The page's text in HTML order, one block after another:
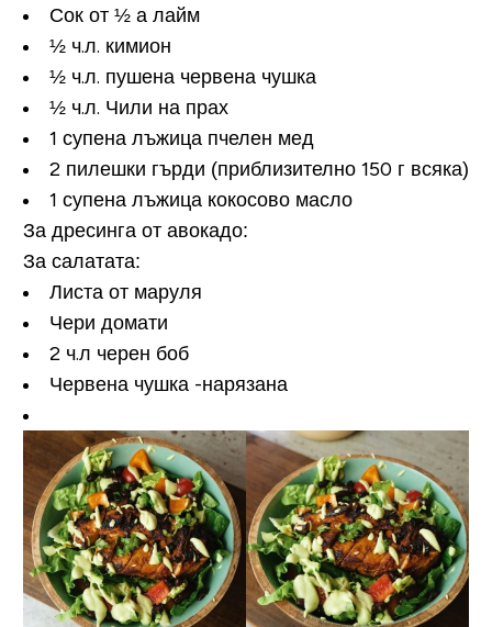
Сок от ½ а лайм
½ ч.л. кимион
½ ч.л. пушена червена чушка
½ ч.л. Чили на прах
1 супена лъжица пчелен мед
2 пилешки гърди (приблизително 150 г всяка)
1 супена лъжица кокосово масло
За дресинга от авокадо:
За салатата:
Листа от маруля
Чери домати
2 ч.л черен боб
Червена чушка -нарязана